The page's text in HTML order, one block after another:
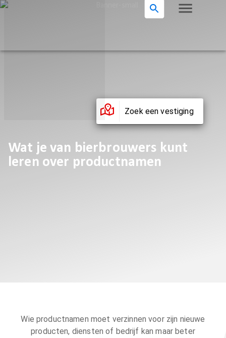
Zoek een vestiging
Wat je van bierbrouwers kunt
leren over productnamen
Wie productnamen moet verzinnen voor zijn nieuwe
producten, diensten of bedrijf kan maar beter